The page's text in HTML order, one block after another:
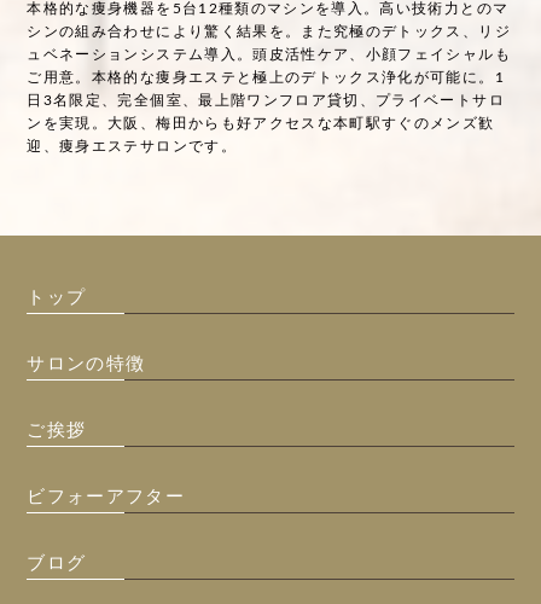
本格的な痩身機器を5台12種類のマシンを導入。高い技術力とのマ
シンの組み合わせにより驚く結果を。また究極のデトックス、リジ
ュベネーションシステム導入。頭皮活性ケア、小顔フェイシャルも
ご用意。本格的な痩身エステと極上のデトックス浄化が可能に。1
日3名限定、完全個室、最上階ワンフロア貸切、プライベートサロ
ンを実現。大阪、梅田からも好アクセスな本町駅すぐのメンズ歓
迎、痩身エステサロンです。
トップ
サロンの特徴
ご挨拶
ビフォーアフター
ブログ